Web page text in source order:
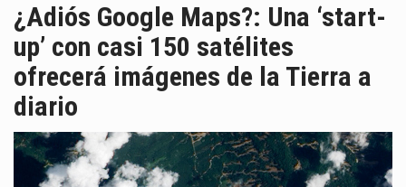
¿Adiós Google Maps?: Una ‘start-
up’ con casi 150 satélites
ofrecerá imágenes de la Tierra a
diario